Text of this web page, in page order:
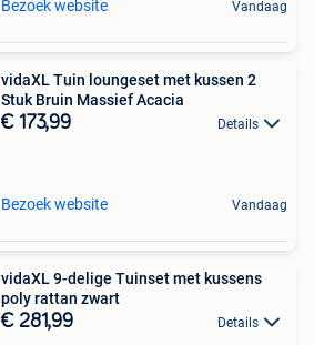
Bezoek website Vandaag
vidaXL Tuin loungeset met kussen 2
Stuk Bruin Massief Acacia
€ 173,99 Details
Bezoek website Vandaag
vidaXL 9-delige Tuinset met kussens
poly rattan zwart
€ 281,99 Details